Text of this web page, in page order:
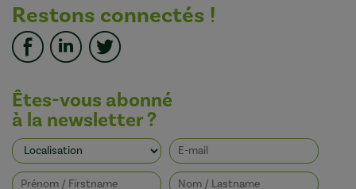
Restons connectés !
Êtes-vous abonné
à la newsletter ?